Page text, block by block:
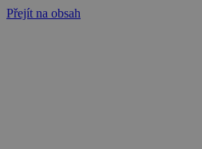
Přejít na obsah